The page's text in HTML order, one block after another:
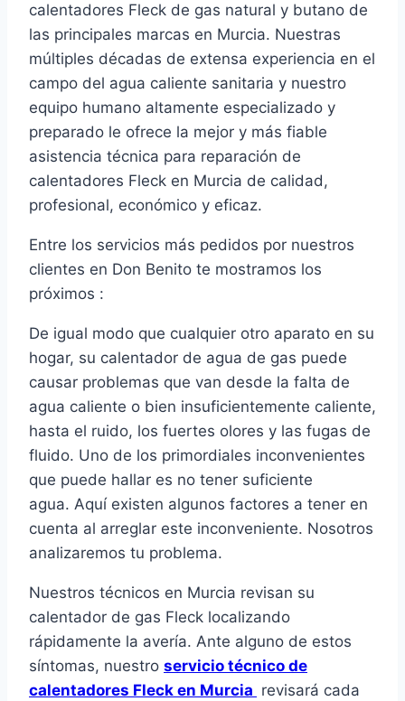
calentadores Fleck de gas natural y butano de
las principales marcas en Murcia. Nuestras
múltiples décadas de extensa experiencia en el
campo del agua caliente sanitaria y nuestro
equipo humano altamente especializado y
preparado le ofrece la mejor y más fiable
asistencia técnica para reparación de
calentadores Fleck en Murcia de calidad,
profesional, económico y eficaz.
Entre los servicios más pedidos por nuestros
clientes en Don Benito te mostramos los
próximos :
De igual modo que cualquier otro aparato en su
hogar, su calentador de agua de gas puede
causar problemas que van desde la falta de
agua caliente o bien insuficientemente caliente,
hasta el ruido, los fuertes olores y las fugas de
fluido. Uno de los primordiales inconvenientes
que puede hallar es no tener suficiente
agua. Aquí existen algunos factores a tener en
cuenta al arreglar este inconveniente. Nosotros
analizaremos tu problema.
Nuestros técnicos en Murcia revisan su
calentador de gas Fleck localizando
rápidamente la avería. Ante alguno de estos
síntomas, nuestro servicio técnico de
calentadores Fleck en Murcia revisará cada